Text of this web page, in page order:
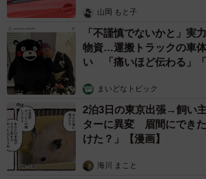
立てされた目次。しかも「アトピーせ
ろう」「アトピーせい皮ふえんの原い
ルが並ぶ中に、「ぼくのアレルギー人生
いるステロイドざい」「（舌下免疫療法
記ろく」などもあり、実際にアトピー性
学生ならではの視点が盛り込まれてい
山岡 もと子
「不謹慎でないかと」実
物資…運搬トラックの車
い 「痛いほど伝わる」「
まいどなトピック
2泊3日の東京出張→飼い
ターに異変 眉間にでき
けた？」【漫画】
海川 まこと